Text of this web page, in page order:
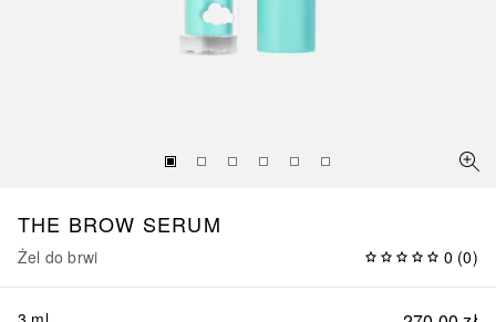
THE BROW SERUM
Żel do brwi 0 (0)